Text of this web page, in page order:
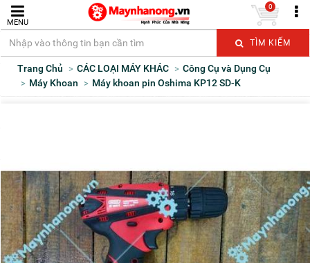
MENU
TÌM KIẾM
0
Trang Chủ CÁC LOẠI MÁY KHÁC
Công Cụ và Dụng Cụ
Máy Khoan
Máy khoan pin Oshima KP12 SD-K